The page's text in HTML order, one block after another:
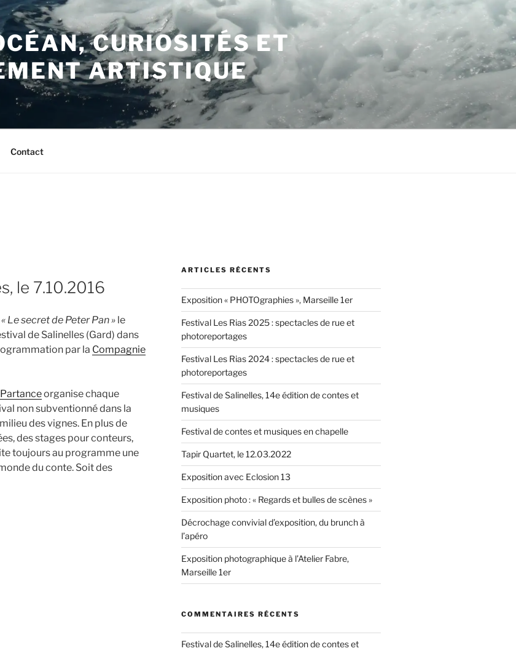
CURIOSITÉS ET
ARTISTIQUE
Contact
le 7.10.2016
« Le secret de Peter Pan » le
de Salinelles (Gard) dans
par la Compagnie
organise chaque
non subventionné dans la
des vignes. En plus de
des stages pour conteurs,
toujours au programme une
du conte. Soit des
ARTICLES RÉCENTS
Exposition « PHOTOgraphies », Marseille 1er
Festival Les Rias 2025 : spectacles de rue et
photoreportages
Festival Les Rias 2024 : spectacles de rue et
photoreportages
Festival de Salinelles, 14e édition de contes et
musiques
Festival de contes et musiques en chapelle
Tapir Quartet, le 12.03.2022
Exposition avec Eclosion 13
Exposition photo : « Regards et bulles de scènes »
Décrochage convivial d’exposition, du brunch à
l’apéro
Exposition photographique à l’Atelier Fabre,
Marseille 1er
COMMENTAIRES RÉCENTS
Festival de Salinelles, 14e édition de contes et